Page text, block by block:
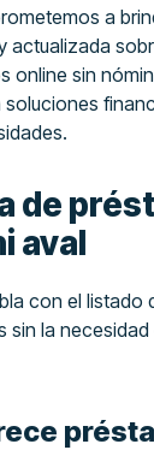
a
actualizada
online sin
de
aval
con el listado
sin la necesidad